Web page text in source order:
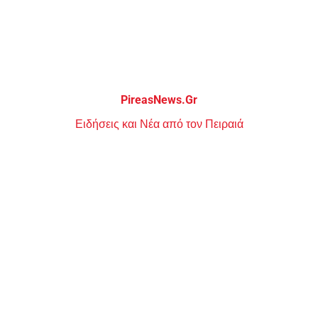
PireasNews.Gr
Ειδήσεις και Νέα από τον Πειραιά